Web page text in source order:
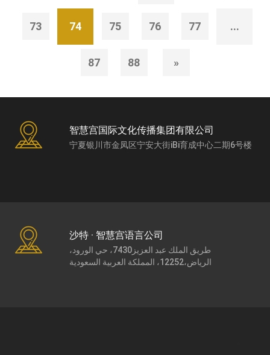
73 74 75 76 77 ...
87 88 »
智慧宫国际文化传播集团有限公司
宁夏银川市金凤区宁安大街iBi育成中心二期6号楼
沙特 · 智慧宫语言公司
طريق الملك عبد العزيز7430، حي الورود،
الرياض،12252، المملكة العربية السعودية